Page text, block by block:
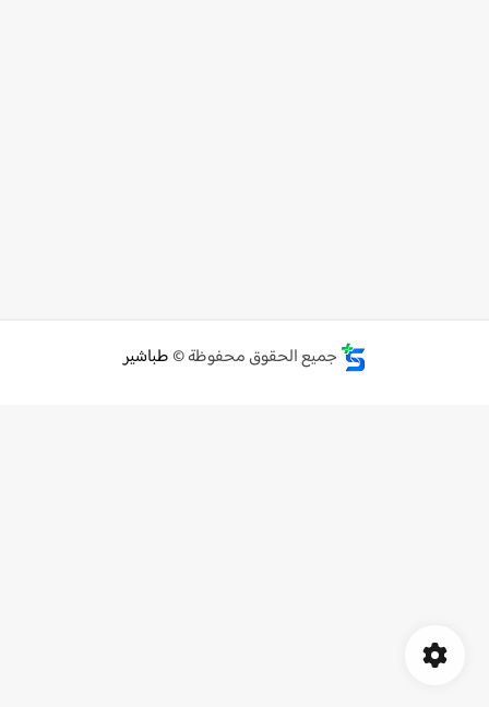
جميع الحقوق محفوظة ©طباشير